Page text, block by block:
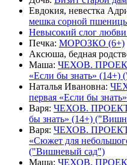
Евдокия, невестка
мешка сорной
Невысокий слог
Печка: МОРОЗКО (6+)
Аксюша, бедная
Маша: ЧЕХОВ.
«Если бы знать» (14+)
Наталья Ивановна:
первая «Если бы
Варя: ЧЕХОВ. ПРОЕКТ.
бы знать» (14+)
Варя: ЧЕХОВ. ПРОЕКТ.
«Сюжет для
("Вишневый сад")
Маша: ЧЕХОВ.